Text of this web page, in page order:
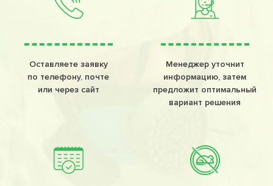
Оставляете заявку
по телефону, почте
или через сайт
Менеджер уточнит
информацию, затем
предложит оптимальный
вариант решения